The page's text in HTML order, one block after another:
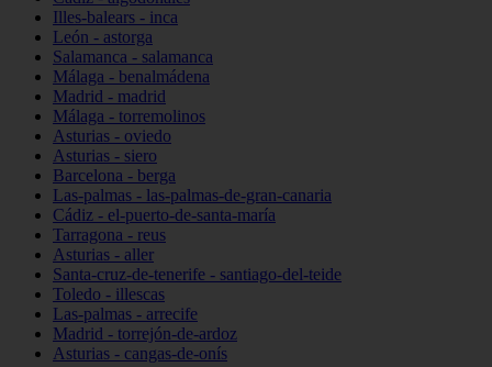
Illes-balears - inca
León - astorga
Salamanca - salamanca
Málaga - benalmádena
Madrid - madrid
Málaga - torremolinos
Asturias - oviedo
Asturias - siero
Barcelona - berga
Las-palmas - las-palmas-de-gran-canaria
Cádiz - el-puerto-de-santa-maría
Tarragona - reus
Asturias - aller
Santa-cruz-de-tenerife - santiago-del-teide
Toledo - illescas
Las-palmas - arrecife
Madrid - torrejón-de-ardoz
Asturias - cangas-de-onís